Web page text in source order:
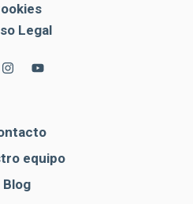
Legal
equipo
Blog